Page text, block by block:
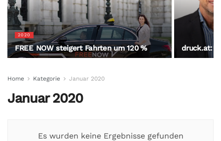
2020
FREE NOW steigert Fahrten um 120 % druck.at:
Home Kategorie Januar 2020
Januar 2020
Es wurden keine Ergebnisse gefunden